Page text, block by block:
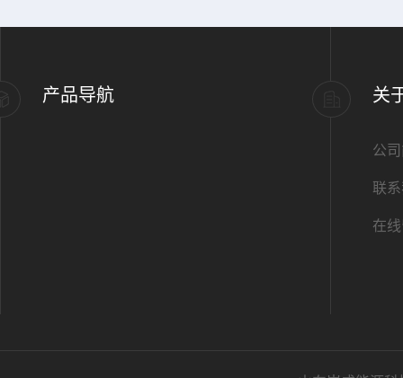
产品导航 关
公
联
在